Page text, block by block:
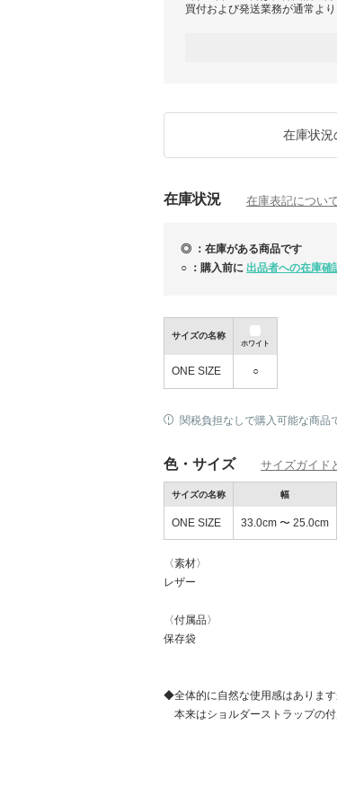
買付および発送業務が通常よ
たします。(24時間以内に返信
★買い付け★
注文後品切れの場合はキャン
★梱包★
ブランド付属の箱に入れて箱
★返品交換について★
ませんので予めご了承ください
在庫状況
在庫状況 在庫表記につい
◎ ：在庫がある商品です
○ ：購入前に 出品者への在庫確
サイズの名称
ホワイト
ONE SIZE ○
関税負担なしで購入可能な商品
色・サイズ サイズガイド
サイズの名称 幅
ONE SIZE 33.0cm 〜 25.0cm
〈素材〉
レザー
〈付属品〉
保存袋
◆全体的に自然な使用感はあります
本来はショルダーストラップの付